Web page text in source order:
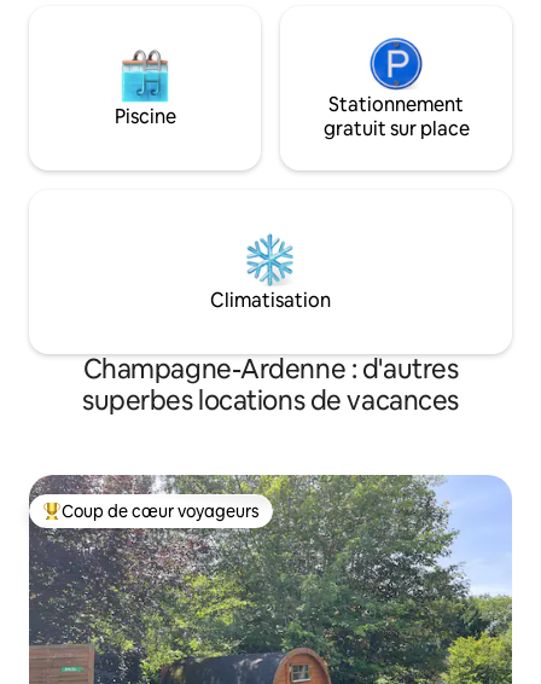
Piscine
Stationnement
gratuit sur place
Climatisation
Champagne-Ardenne : d'autres
superbes locations de vacances
Coups de cœur voyageurs les plus appréciés
Coup de cœur voyageurs